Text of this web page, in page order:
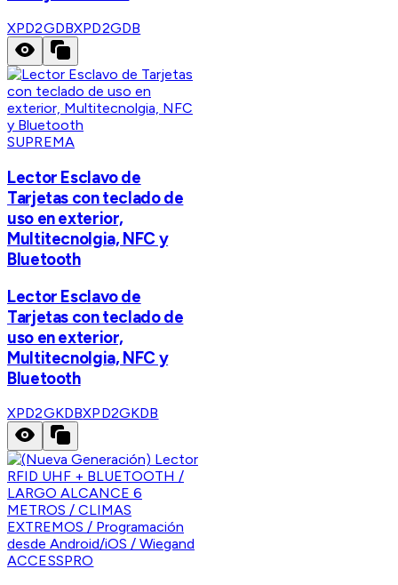
XPD2GDBXPD2GDB
SUPREMA
Lector Esclavo de
Tarjetas con teclado de
uso en exterior,
Multitecnolgia, NFC y
Bluetooth
Lector Esclavo de
Tarjetas con teclado de
uso en exterior,
Multitecnolgia, NFC y
Bluetooth
XPD2GKDBXPD2GKDB
ACCESSPRO